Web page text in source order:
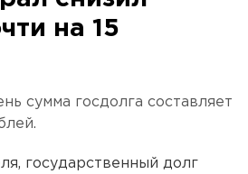
на 15
сумма госдолга составляет
государственный долг